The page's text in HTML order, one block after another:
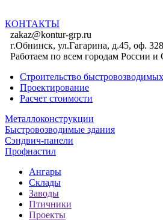
КОНТАКТЫ
zakaz@kontur-grp.ru
г.Обнинск, ул.Гагарина, д.45, оф. 328
Работаем по всем городам России
Строительство
Проектирование
Расчет стоимости
Металлоконструкции
Быстровозводимые здания
Сэндвич-панели
Профнастил
Ангары
Склады
Заводы
Птичники
Проекты